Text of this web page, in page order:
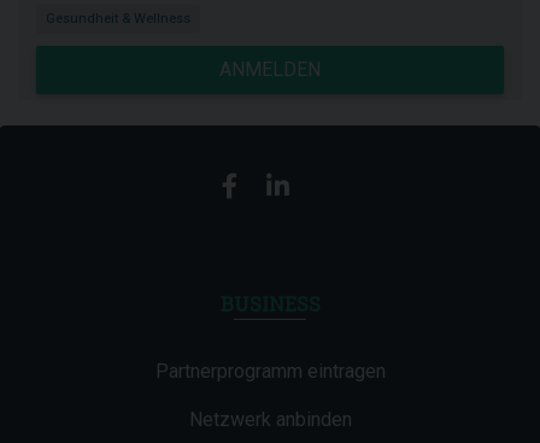
Gesundheit & Wellness
ANMELDEN
Partnerprogramm eintragen
Netzwerk anbinden